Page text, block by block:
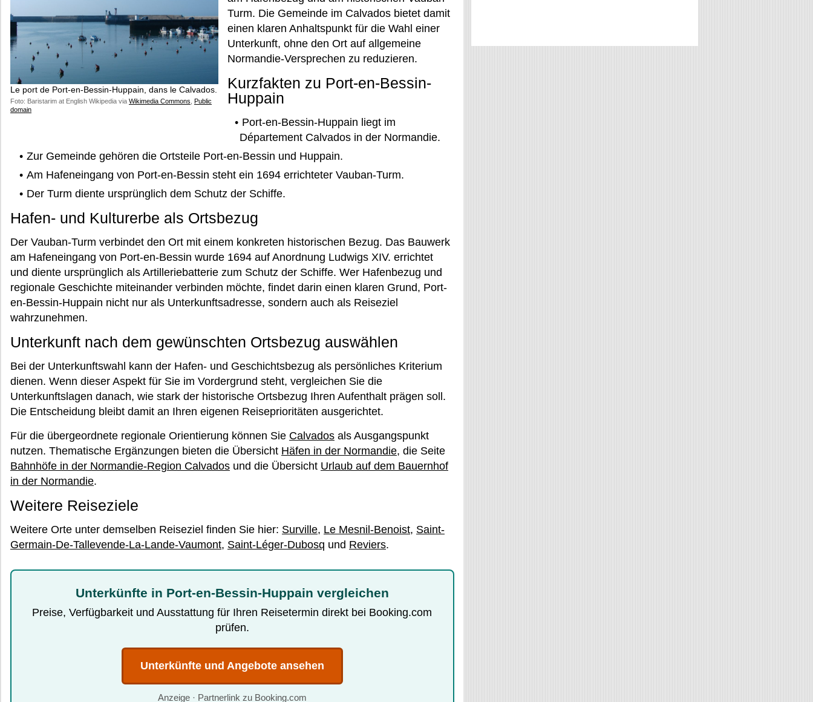
Le port de Port-en-Bessin-Huppain, dans le Calvados.
Foto: Baristarim at English Wikipedia via Wikimedia Commons Public
domain
Turm. Die Gemeinde im Calvados bietet damit
einen klaren Anhaltspunkt für die Wahl einer
Unterkunft, ohne den Ort auf allgemeine
Normandie-Versprechen zu reduzieren.
Kurzfakten zu Port-en-Bessin-
Huppain
Port-en-Bessin-Huppain liegt im
Département Calvados in der Normandie.
Zur Gemeinde gehören die Ortsteile Port-en-Bessin und Huppain.
Am Hafeneingang von Port-en-Bessin steht ein 1694 errichteter Vauban-Turm.
Der Turm diente ursprünglich dem Schutz der Schiffe.
Hafen- und Kulturerbe als Ortsbezug
Der Vauban-Turm verbindet den Ort mit einem konkreten historischen Bezug. Das Bauwerk
am Hafeneingang von Port-en-Bessin wurde 1694 auf Anordnung Ludwigs XIV. errichtet
und diente ursprünglich als Artilleriebatterie zum Schutz der Schiffe. Wer Hafenbezug und
regionale Geschichte miteinander verbinden möchte, findet darin einen klaren Grund, Port-
en-Bessin-Huppain nicht nur als Unterkunftsadresse, sondern auch als Reiseziel
wahrzunehmen.
Unterkunft nach dem gewünschten Ortsbezug auswählen
Bei der Unterkunftswahl kann der Hafen- und Geschichtsbezug als persönliches Kriterium
dienen. Wenn dieser Aspekt für Sie im Vordergrund steht, vergleichen Sie die
Unterkunftslagen danach, wie stark der historische Ortsbezug Ihren Aufenthalt prägen soll.
Die Entscheidung bleibt damit an Ihren eigenen Reiseprioritäten ausgerichtet.
Für die übergeordnete regionale Orientierung können Sie Calvados als Ausgangspunkt
nutzen. Thematische Ergänzungen bieten die Übersicht Häfen in der Normandie, die Seite
Bahnhöfe in der Normandie-Region Calvados und die Übersicht Urlaub auf dem Bauernhof
in der Normandie.
Weitere Reiseziele
Weitere Orte unter demselben Reiseziel finden Sie hier: Surville, Le Mesnil-Benoist, Saint-
Germain-De-Tallevende-La-Lande-Vaumont, Saint-Léger-Dubosq und Reviers.
Unterkünfte in Port-en-Bessin-Huppain vergleichen
Preise, Verfügbarkeit und Ausstattung für Ihren Reisetermin direkt bei Booking.com
prüfen.
Unterkünfte und Angebote ansehen
Anzeige · Partnerlink zu Booking.com